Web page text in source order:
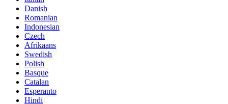
Danish
Romanian
Indonesian
Czech
Afrikaans
Swedish
Polish
Basque
Catalan
Esperanto
Hindi